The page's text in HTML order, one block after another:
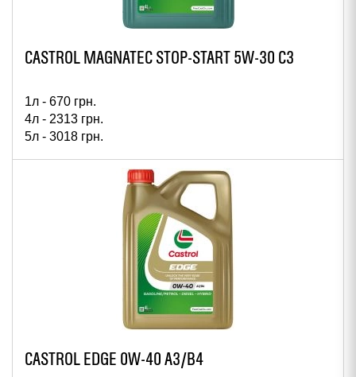
CASTROL MAGNATEC STOP-START 5W-30 C3
1л - 670 грн.
4л - 2313 грн.
5л - 3018 грн.
CASTROL EDGE 0W-40 A3/B4